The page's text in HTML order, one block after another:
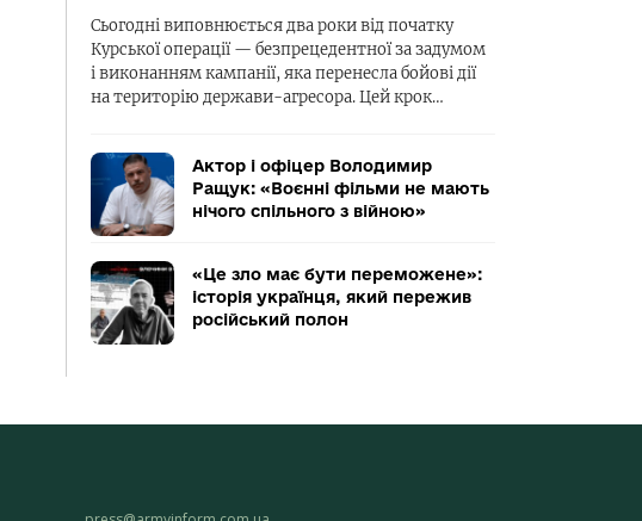
Сьогодні виповнюється два роки від початку
Курської операції — безпрецедентної за задумом
і виконанням кампанії, яка перенесла бойові дії
на територію держави-агресора. Цей крок…
Актор і офіцер Володимир
Ращук: «Воєнні фільми не мають
нічого спільного з війною»
«Це зло має бути переможене»:
історія українця, який пережив
російський полон